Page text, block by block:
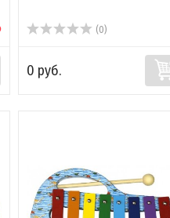
(0)
0 руб.